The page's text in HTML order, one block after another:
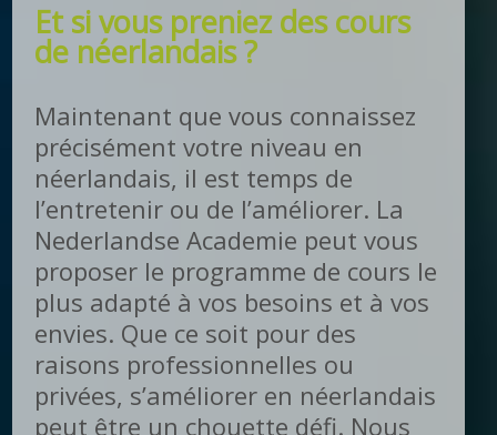
Et si vous preniez des cours
de néerlandais ?
Maintenant que vous connaissez
précisément votre niveau en
néerlandais, il est temps de
l’entretenir ou de l’améliorer. La
Nederlandse Academie peut vous
proposer le programme de cours le
plus adapté à vos besoins et à vos
envies. Que ce soit pour des
raisons professionnelles ou
privées, s’améliorer en néerlandais
peut être un chouette défi. Nous